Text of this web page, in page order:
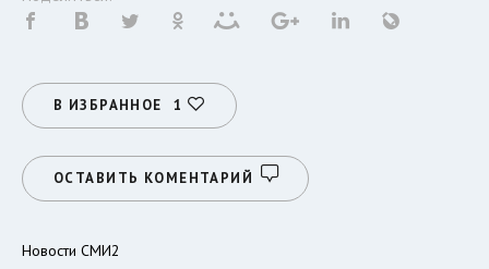
В ИЗБРАННОЕ 1
ОСТАВИТЬ КОМЕНТАРИЙ
Новости СМИ2